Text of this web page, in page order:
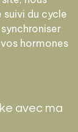
du cycle
hormones
avec ma